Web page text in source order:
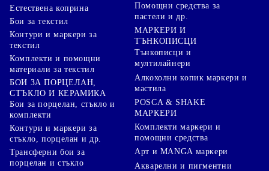
Естествена коприна
Бои за текстил
Контури и маркери за
текстил
Комплекти и помощни
материали за текстил
БОИ ЗА ПОРЦЕЛАН,
СТЪКЛО И КЕРАМИКА
Бои за порцелан, стъкло и
комплекти
Контури и маркери за
стъкло, порцелан и др.
Трансферни бои за
порцелан и стъкло
Помощни средства за
пастели и др.
МАРКЕРИ И
ТЪНКОПИСЦИ
Тънкописци и
мултилайнери
Алкохолни копик маркери и
мастила
POSCA & SHAKE
МАРКЕРИ
Комплекти маркери и
помощни средства
Арт и MANGA маркери
Акварелни и пигментни